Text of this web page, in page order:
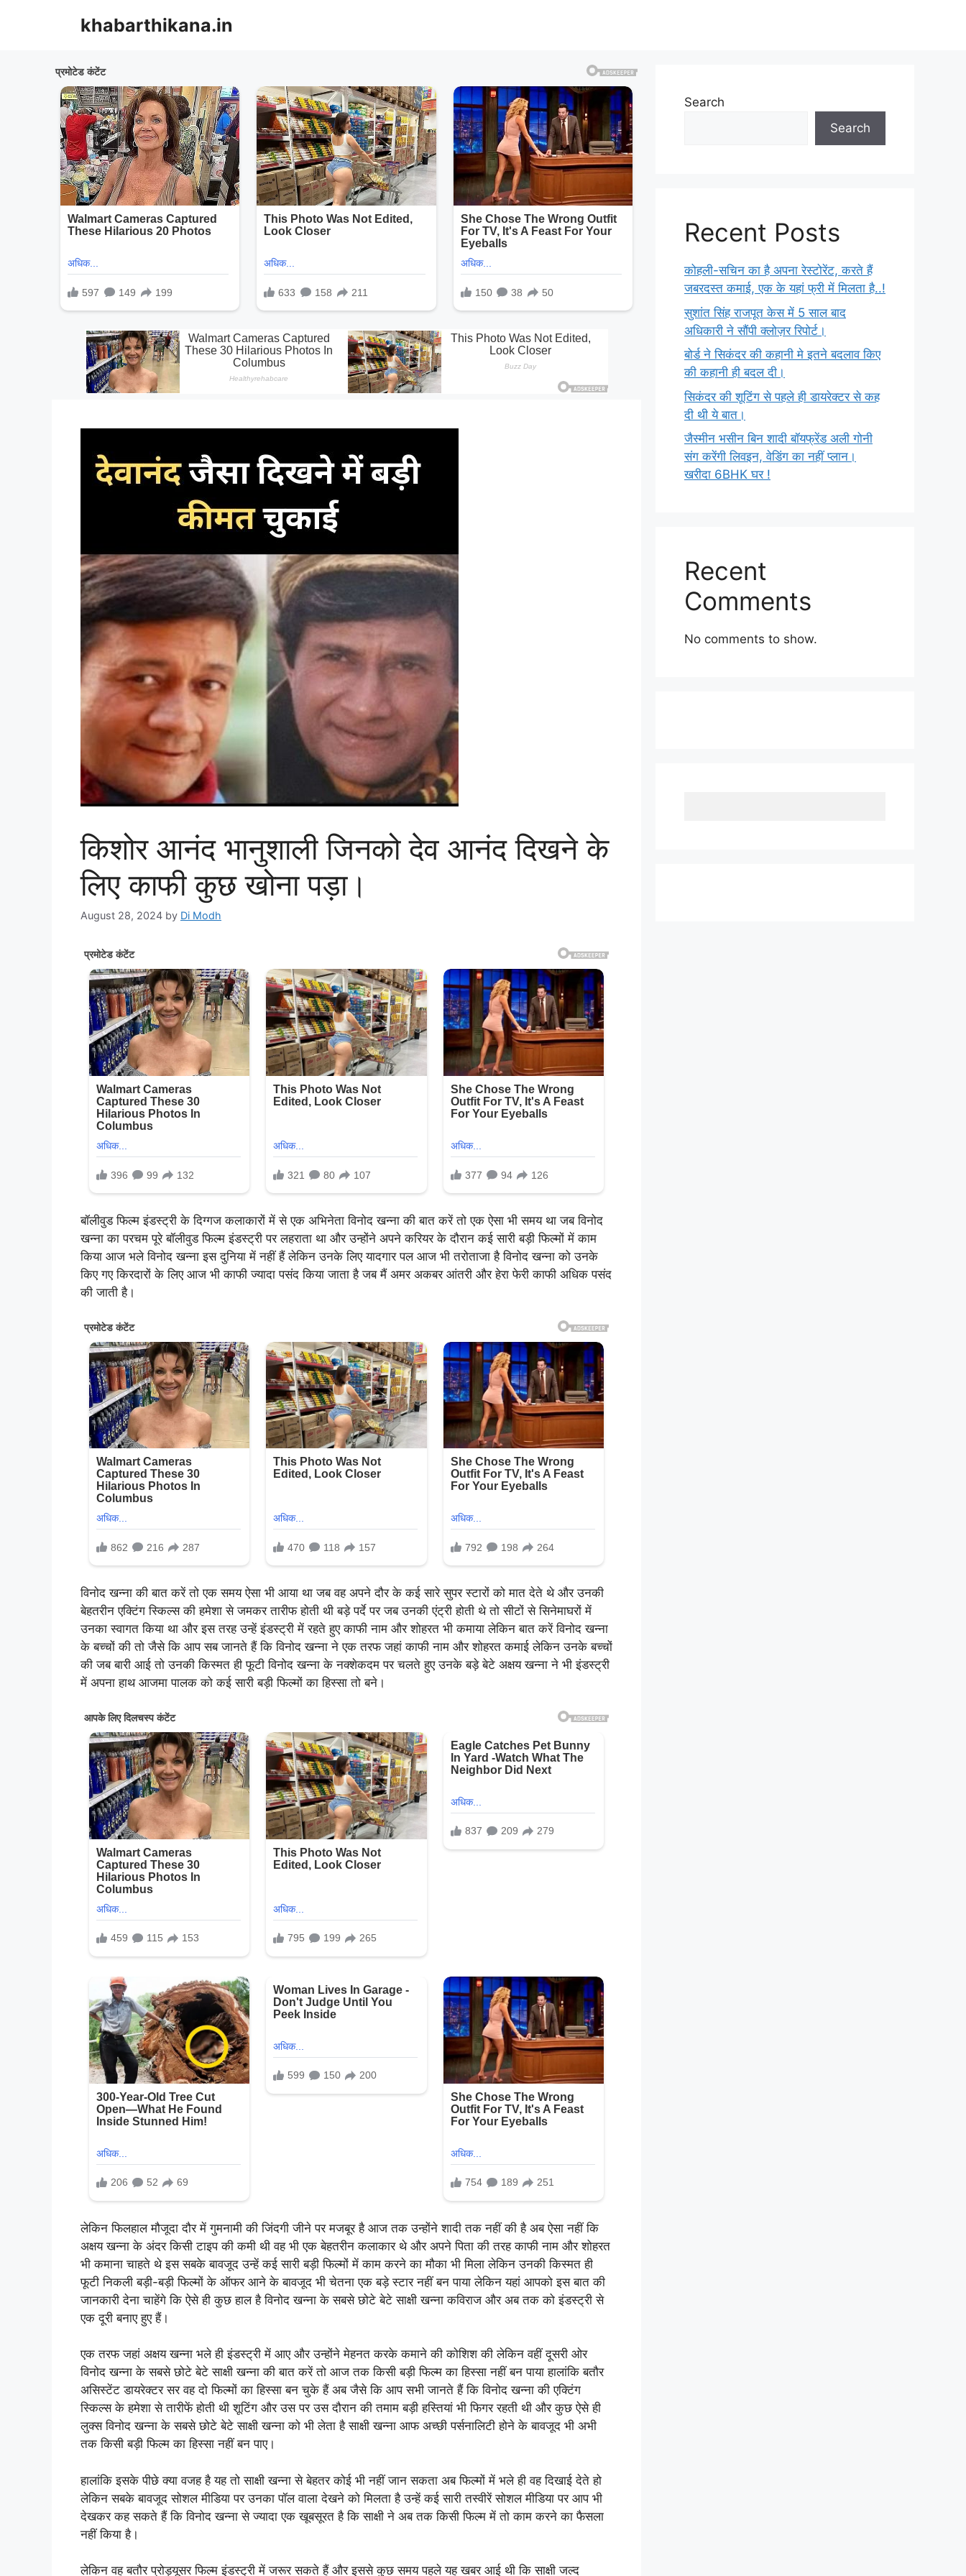
khabarthikana.in
किशोर आनंद भानुशाली जिनको देव आनंद दिखने के
लिए काफी कुछ खोना पड़ा।
August 28, 2024 by Di Modh
बॉलीवुड फिल्म इंडस्ट्री के दिग्गज कलाकारों में से एक अभिनेता विनोद खन्ना की बात करें तो एक ऐसा भी समय था जब विनोद
खन्ना का परचम पूरे बॉलीवुड फिल्म इंडस्ट्री पर लहराता था और उन्होंने अपने करियर के दौरान कई सारी बड़ी फिल्मों में काम
किया आज भले विनोद खन्ना इस दुनिया में नहीं हैं लेकिन उनके लिए यादगार पल आज भी तरोताजा है विनोद खन्ना को उनके
किए गए किरदारों के लिए आज भी काफी ज्यादा पसंद किया जाता है जब मैं अमर अकबर आंतरी और हेरा फेरी काफी अधिक पसंद
की जाती है।
विनोद खन्ना की बात करें तो एक समय ऐसा भी आया था जब वह अपने दौर के कई सारे सुपर स्टारों को मात देते थे और उनकी
बेहतरीन एक्टिंग स्किल्स की हमेशा से जमकर तारीफ होती थी बड़े पर्दे पर जब उनकी एंट्री होती थे तो सीटों से सिनेमाघरों में
उनका स्वागत किया था और इस तरह उन्हें इंडस्ट्री में रहते हुए काफी नाम और शोहरत भी कमाया लेकिन बात करें विनोद खन्ना
के बच्चों की तो जैसे कि आप सब जानते हैं कि विनोद खन्ना ने एक तरफ जहां काफी नाम और शोहरत कमाई लेकिन उनके बच्चों
की जब बारी आई तो उनकी किस्मत ही फूटी विनोद खन्ना के नक्शेकदम पर चलते हुए उनके बड़े बेटे अक्षय खन्ना ने भी इंडस्ट्री
में अपना हाथ आजमा पालक को कई सारी बड़ी फिल्मों का हिस्सा तो बने।
लेकिन फिलहाल मौजूदा दौर में गुमनामी की जिंदगी जीने पर मजबूर है आज तक उन्होंने शादी तक नहीं की है अब ऐसा नहीं कि
अक्षय खन्ना के अंदर किसी टाइप की कमी थी वह भी एक बेहतरीन कलाकार थे और अपने पिता की तरह काफी नाम और शोहरत
भी कमाना चाहते थे इस सबके बावजूद उन्हें कई सारी बड़ी फिल्मों में काम करने का मौका भी मिला लेकिन उनकी किस्मत ही
फूटी निकली बड़ी-बड़ी फिल्मों के ऑफर आने के बावजूद भी चेतना एक बड़े स्टार नहीं बन पाया लेकिन यहां आपको इस बात की
जानकारी देना चाहेंगे कि ऐसे ही कुछ हाल है विनोद खन्ना के सबसे छोटे बेटे साक्षी खन्ना कविराज और अब तक को इंडस्ट्री से
एक दूरी बनाए हुए हैं।
एक तरफ जहां अक्षय खन्ना भले ही इंडस्ट्री में आए और उन्होंने मेहनत करके कमाने की कोशिश की लेकिन वहीं दूसरी ओर
विनोद खन्ना के सबसे छोटे बेटे साक्षी खन्ना की बात करें तो आज तक किसी बड़ी फिल्म का हिस्सा नहीं बन पाया हालांकि बतौर
असिस्टेंट डायरेक्टर सर वह दो फिल्मों का हिस्सा बन चुके हैं अब जैसे कि आप सभी जानते हैं कि विनोद खन्ना की एक्टिंग
स्किल्स के हमेशा से तारीफें होती थी शूटिंग और उस पर उस दौरान की तमाम बड़ी हस्तियां भी फिगर रहती थी और कुछ ऐसे ही
लुक्स विनोद खन्ना के सबसे छोटे बेटे साक्षी खन्ना को भी लेता है साक्षी खन्ना आफ अच्छी पर्सनालिटी होने के बावजूद भी अभी
तक किसी बड़ी फिल्म का हिस्सा नहीं बन पाए।
हालांकि इसके पीछे क्या वजह है यह तो साक्षी खन्ना से बेहतर कोई भी नहीं जान सकता अब फिल्मों में भले ही वह दिखाई देते हो
लेकिन सबके बावजूद सोशल मीडिया पर उनका पॉल वाला देखने को मिलता है उन्हें कई सारी तस्वीरें सोशल मीडिया पर आप भी
देखकर कह सकते हैं कि विनोद खन्ना से ज्यादा एक खूबसूरत है कि साक्षी ने अब तक किसी फिल्म में तो काम करने का फैसला
नहीं किया है।
लेकिन वह बतौर प्रोड्यूसर फिल्म इंडस्ट्री में जरूर सकते हैं और इससे कुछ समय पहले यह खबर आई थी कि साक्षी जल्द
Search
Search
Recent Posts
कोहली-सचिन का है अपना रेस्टोरेंट, करते हैं
जबरदस्त कमाई, एक के यहां फ्री में मिलता है..!
सुशांत सिंह राजपूत केस में 5 साल बाद
अधिकारी ने सौंपी क्लोज़र रिपोर्ट।
बोर्ड ने सिकंदर की कहानी मे इतने बदलाव किए
की कहानी ही बदल दी।
सिकंदर की शूटिंग से पहले ही डायरेक्टर से कह
दी थी ये बात।
जैस्मीन भसीन बिन शादी बॉयफ्रेंड अली गोनी
संग करेंगी लिवइन, वेडिंग का नहीं प्लान।
खरीदा 6BHK घर !
Recent
Comments
No comments to show.